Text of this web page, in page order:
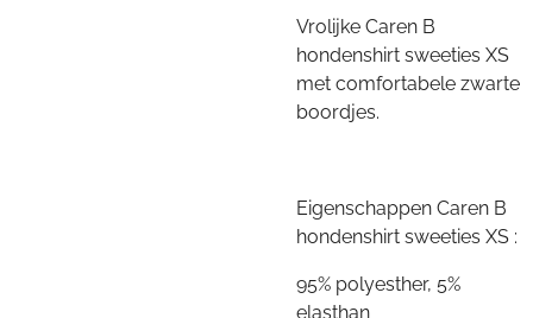
Vrolijke Caren B
hondenshirt sweeties XS
met comfortabele zwarte
boordjes.
Eigenschappen Caren B
hondenshirt sweeties XS :
95% polyesther, 5%
elasthan